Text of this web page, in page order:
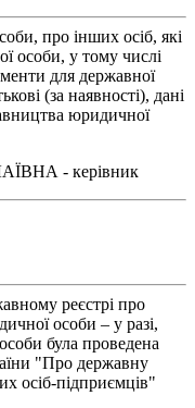
про інших осіб, які
особи, у тому числі
для державної
(за наявності), дані
юридичної
- керівник
реєстрі про
особи – у разі,
була проведена
"Про державну
осіб-підприємців"